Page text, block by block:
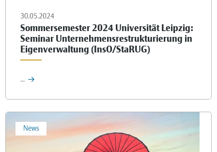
30.05.2024
Sommersemester 2024 Universität Leipzig:
Seminar Unternehmensrestrukturierung in
Eigenverwaltung (InsO/StaRUG)
...
News